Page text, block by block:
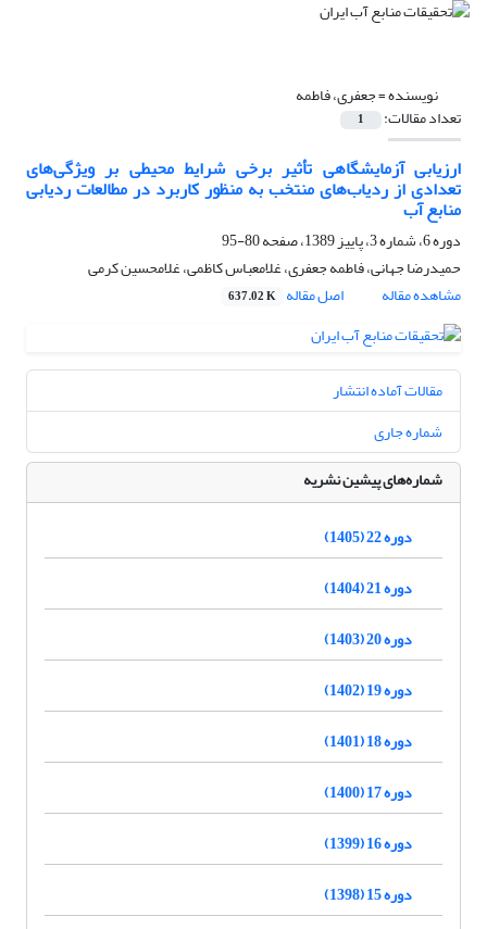
نویسنده =جعفری، فاطمه
تعداد مقالات: 1
ارزیابی آزمایشگاهی تأثیر برخی شرایط محیطی بر ویژگی‌های
تعدادی از ردیاب‌های منتخب به منظور کاربرد در مطالعات ردیابی
منابع آب
دوره 6، شماره 3، پاییز 1389، صفحه
80-95
حمیدرضا جهانی، فاطمه جعفری، غلامعباس کاظمی، غلامحسین کرمی
مشاهده مقاله
اصل مقاله 637.02 K
مقالات آماده انتشار
شماره جاری
شماره‌های پیشین نشریه
دوره 22 (1405)
دوره 21 (1404)
دوره 20 (1403)
دوره 19 (1402)
دوره 18 (1401)
دوره 17 (1400)
دوره 16 (1399)
دوره 15 (1398)